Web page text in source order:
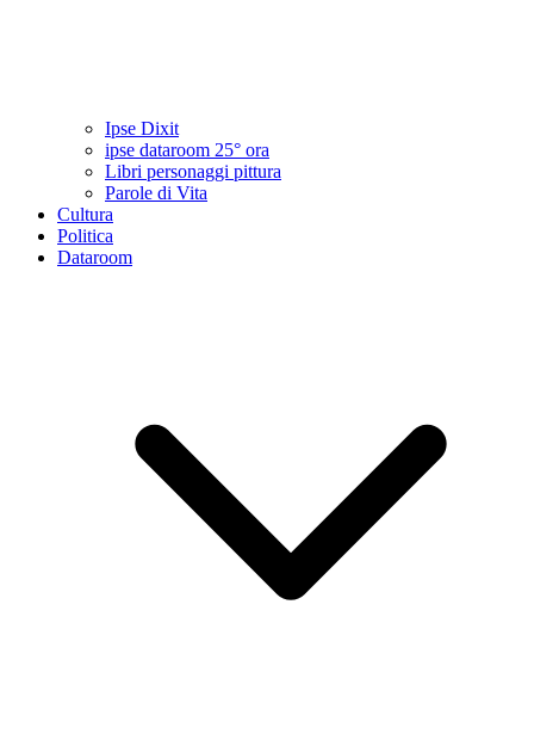
Ipse Dixit
ipse dataroom 25° ora
Libri personaggi pittura
Parole di Vita
Cultura
Politica
Dataroom